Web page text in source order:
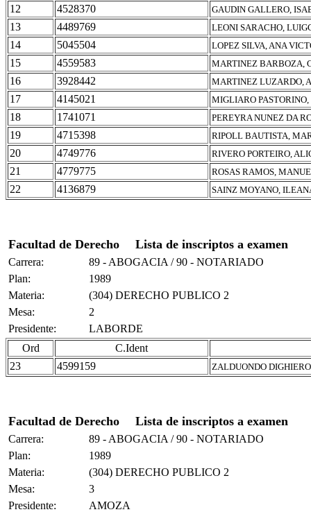
12 4528370 GAUDIN GALLERO,
13 4489769 LEONI SARACHO,
14 5045504 LOPEZ SILVA, ANA
15 4559583 MARTINEZ BARBOZA,
16 3928442 MARTINEZ LUZARDO,
17 4145021 MIGLIARO
18 1741071 PEREYRA NUNEZ DA
19 4715398 RIPOLL BAUTISTA,
20 4749776 RIVERO PORTEIRO,
21 4779775 ROSAS RAMOS,
22 4136879 SAINZ MOYANO,
Facultad de Derecho Lista de inscriptos a examen
Carrera:
89 - ABOGACIA / 90 - NOTARIADO
Plan:
1989
Materia:
(304) DERECHO PUBLICO 2
Mesa:
2
Presidente:
LABORDE
Ord
C.Ident
23
4599159 ZALDUONDO
Facultad de Derecho Lista de inscriptos a examen
Carrera:
89 - ABOGACIA / 90 - NOTARIADO
Plan:
1989
Materia:
(304) DERECHO PUBLICO 2
Mesa:
3
Presidente:
AMOZA